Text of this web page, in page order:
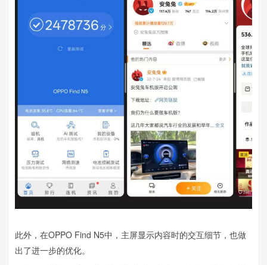
此外，在OPPO Find N5中，主屏显示内容时的交互细节，也做
出了进一步的优化。